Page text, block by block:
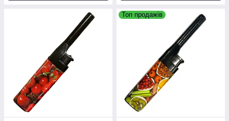
Топ продажів